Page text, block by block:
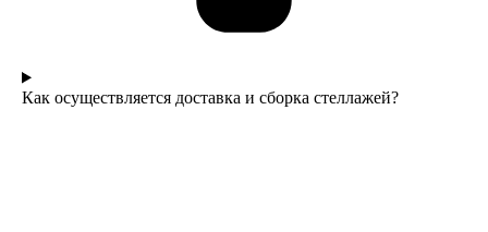
Как осуществляется доставка и сборка стеллажей?